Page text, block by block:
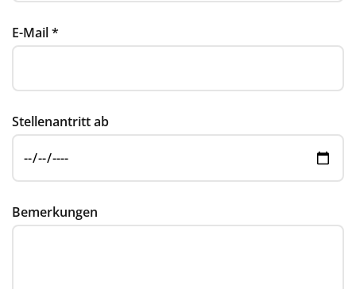
E-Mail*
Stellenantritt ab
Bemerkungen